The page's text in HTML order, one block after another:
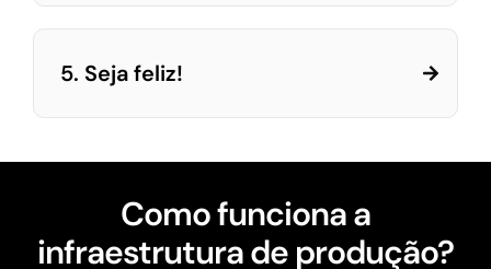
5. Seja feliz!
Como funciona a
infraestrutura de produção?